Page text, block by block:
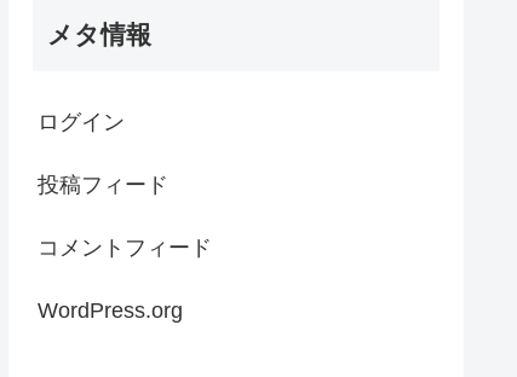
メタ情報
ログイン
投稿フィード
コメントフィード
WordPress.org